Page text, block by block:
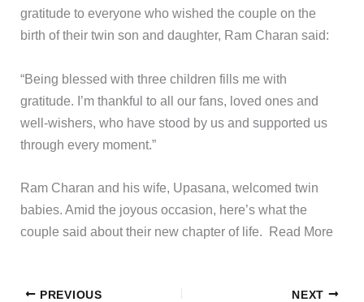
gratitude to everyone who wished the couple on the
birth of their twin son and daughter, Ram Charan said:
“Being blessed with three children fills me with
gratitude. I’m thankful to all our fans, loved ones and
well-wishers, who have stood by us and supported us
through every moment.”
​Ram Charan and his wife, Upasana, welcomed twin
babies. Amid the joyous occasion, here’s what the
couple said about their new chapter of life. ​Read More
PREVIOUS NEXT